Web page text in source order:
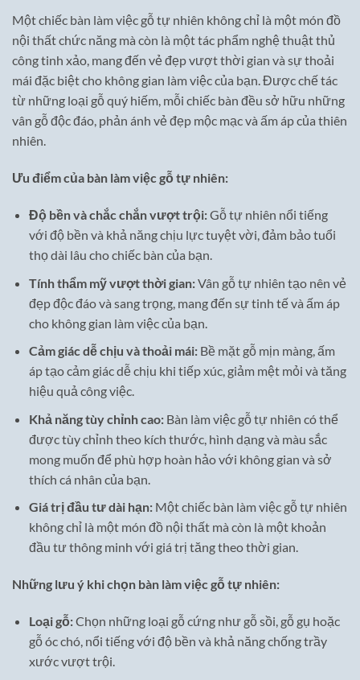
Một chiếc bàn làm việc gỗ tự nhiên không chỉ là một món đồ
nội thất chức năng mà còn là một tác phẩm nghệ thuật thủ
công tinh xảo, mang đến vẻ đẹp vượt thời gian và sự thoải
mái đặc biệt cho không gian làm việc của bạn. Được chế tác
từ những loại gỗ quý hiếm, mỗi chiếc bàn đều sở hữu những
vân gỗ độc đáo, phản ánh vẻ đẹp mộc mạc và ấm áp của thiên
nhiên.
Ưu điểm của bàn làm việc gỗ tự nhiên:
Độ bền và chắc chắn vượt trội:Gỗ tự nhiên nổi tiếng
với độ bền và khả năng chịu lực tuyệt vời, đảm bảo tuổi
thọ dài lâu cho chiếc bàn của bạn.
Tính thẩm mỹ vượt thời gian:Vân gỗ tự nhiên tạo nên vẻ
đẹp độc đáo và sang trọng, mang đến sự tinh tế và ấm áp
cho không gian làm việc của bạn.
Cảm giác dễ chịu và thoải mái:Bề mặt gỗ mịn màng, ấm
áp tạo cảm giác dễ chịu khi tiếp xúc, giảm mệt mỏi và tăng
hiệu quả công việc.
Khả năng tùy chỉnh cao:Bàn làm việc gỗ tự nhiên có thể
được tùy chỉnh theo kích thước, hình dạng và màu sắc
mong muốn để phù hợp hoàn hảo với không gian và sở
thích cá nhân của bạn.
Giá trị đầu tư dài hạn:Một chiếc bàn làm việc gỗ tự nhiên
không chỉ là một món đồ nội thất mà còn là một khoản
đầu tư thông minh với giá trị tăng theo thời gian.
Những lưu ý khi chọn bàn làm việc gỗ tự nhiên:
Loại gỗ:Chọn những loại gỗ cứng như gỗ sồi, gỗ gụ hoặc
gỗ óc chó, nổi tiếng với độ bền và khả năng chống trầy
xước vượt trội.